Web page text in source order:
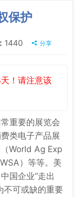
保护
1440 分享
！请注意该
重要的展览会
类电子产品展
World Ag Exp
）等等。美
国企业“走出
不可或缺的重要